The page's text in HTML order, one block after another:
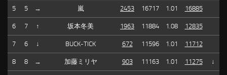
5 5 → 嵐 2453 16717 1.01 16885
6 7 ↑ 坂本冬美 1963 11884 1.08 12835
7 6 ↓ BUCK-TICK 672 11596 1.01 11712
8 8 → 加藤ミリヤ 903 11163 1.01 11275 ↓